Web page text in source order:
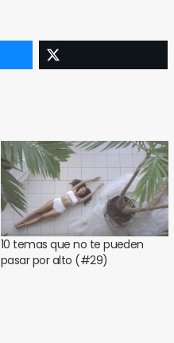
10 temas que no te pueden
pasar por alto (#29)